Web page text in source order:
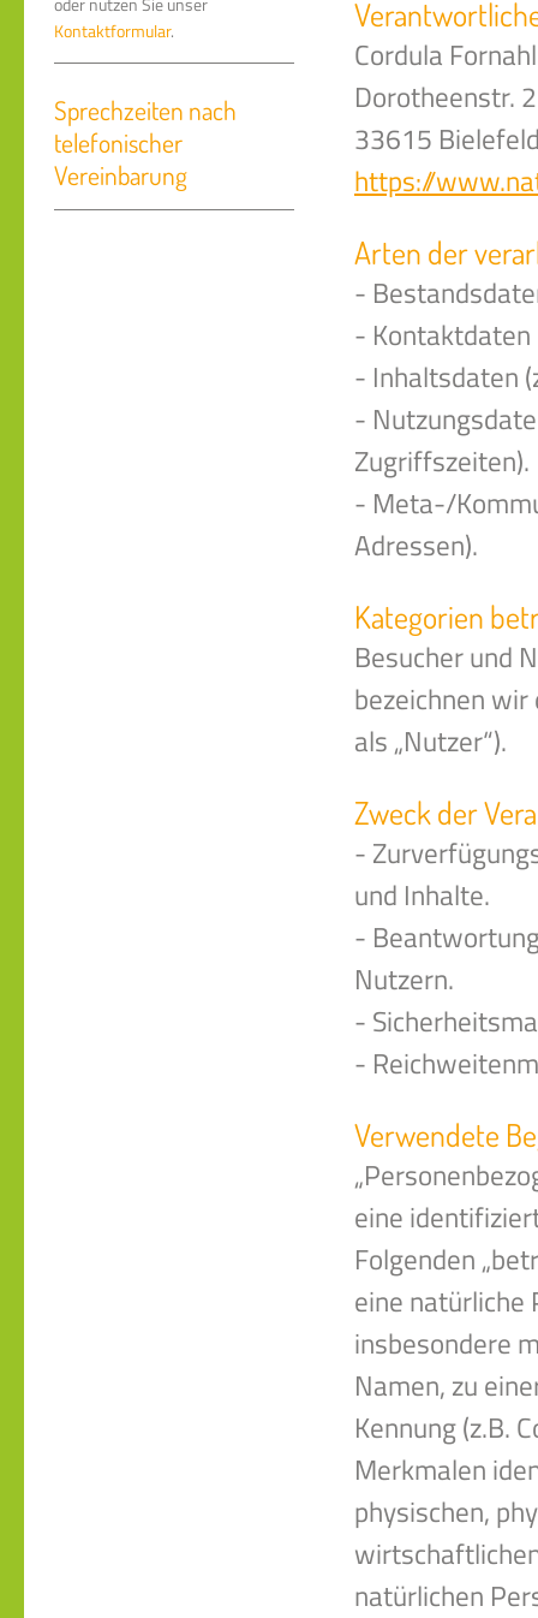
Kontaktformular.
Sprechzeiten nach
telefonischer
Vereinbarung
Cordula Fornahl
Dorotheenstr.
33615
https://
Arten der
-
- Kontaktdaten
- Inhaltsdaten
-
Zugriffszeiten).
- Meta-/
Adressen).
Kategorien
Besucher und
bezeichnen
als „Nutzer“).
Zweck der
-
und Inhalte.
-
Nutzern.
-
-
Verwendete
eine
Folgenden
eine natürliche
insbesondere
Namen, zu
Kennung (z.B.
Merkmalen
physischen,
natürlichen